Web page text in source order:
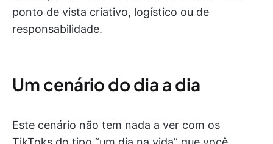
ponto de vista criativo, logístico ou de
responsabilidade.
Um cenário do dia a dia
Este cenário não tem nada a ver com os